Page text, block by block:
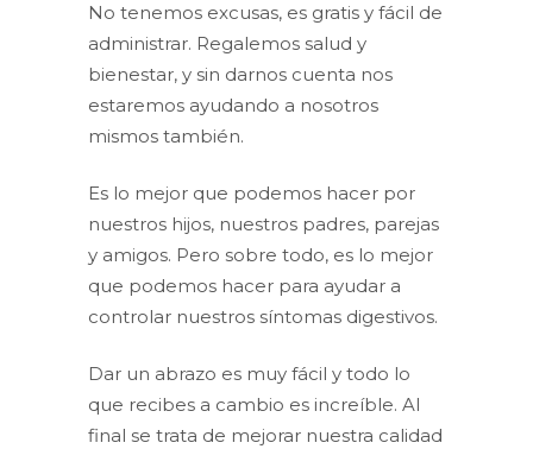
No tenemos excusas, es gratis y fácil de
administrar. Regalemos salud y
bienestar, y sin darnos cuenta nos
estaremos ayudando a nosotros
mismos también.
Es lo mejor que podemos hacer por
nuestros hijos, nuestros padres, parejas
y amigos. Pero sobre todo, es lo mejor
que podemos hacer para ayudar a
controlar nuestros síntomas digestivos.
Dar un abrazo es muy fácil y todo lo
que recibes a cambio es increíble. Al
final se trata de mejorar nuestra calidad